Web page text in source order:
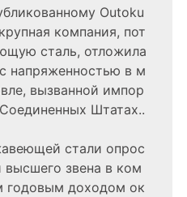
Outoku
компания, пот
сталь, отложила
напряженностью в м
вызванной импор
Штатах..
стали опрос
высшего звена в ком
годовым доходом ок